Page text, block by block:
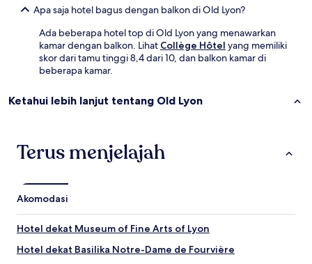
Apa saja hotel bagus dengan balkon di Old Lyon?
Ada beberapa hotel top di Old Lyon yang menawarkan
kamar dengan balkon. Lihat Collège Hôtel yang memiliki
skor dari tamu tinggi 8,4 dari 10, dan balkon kamar di
beberapa kamar.
Ketahui lebih lanjut tentang Old Lyon
Terus menjelajah
Akomodasi
Hotel dekat Museum of Fine Arts of Lyon
Hotel dekat Basilika Notre-Dame de Fourvière